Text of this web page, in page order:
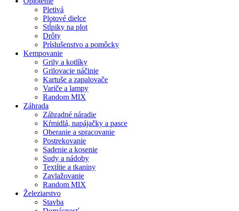
Pletivá
Plotové dielce
Stĺpiky na plot
Drôty
Príslušenstvo a pomôcky
Kempovanie
Grily a kotlíky
Grilovacie náčinie
Kartuše a zapalovače
Variče a lampy
Random MIX
Záhrada
Záhradné náradie
Kŕmidlá, napájačky a pasce
Oberanie a spracovanie
Postrekovanie
Sadenie a kosenie
Sudy a nádoby
Textítie a tkaniny
Zavlažovanie
Random MIX
Železiarstvo
Stavba